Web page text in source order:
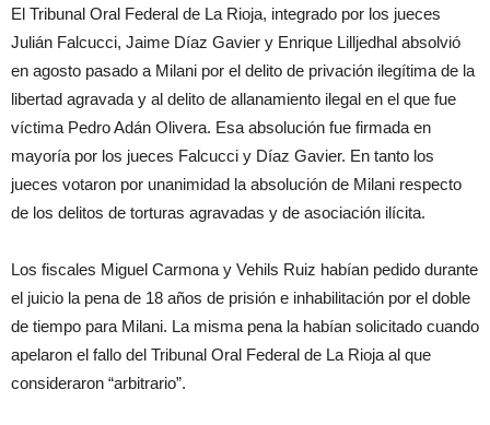
El Tribunal Oral Federal de La Rioja, integrado por los jueces
Julián Falcucci, Jaime Díaz Gavier y Enrique Lilljedhal absolvió
en agosto pasado a Milani por el delito de privación ilegítima de la
libertad agravada y al delito de allanamiento ilegal en el que fue
víctima Pedro Adán Olivera. Esa absolución fue firmada en
mayoría por los jueces Falcucci y Díaz Gavier. En tanto los
jueces votaron por unanimidad la absolución de Milani respecto
de los delitos de torturas agravadas y de asociación ilícita.
Los fiscales Miguel Carmona y Vehils Ruiz habían pedido durante
el juicio la pena de 18 años de prisión e inhabilitación por el doble
de tiempo para Milani. La misma pena la habían solicitado cuando
apelaron el fallo del Tribunal Oral Federal de La Rioja al que
consideraron “arbitrario”.